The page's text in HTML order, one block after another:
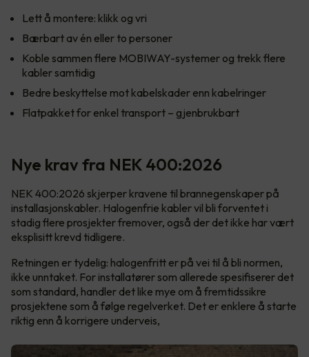
Lett å montere: klikk og vri
Bærbart av én eller to personer
Koble sammen flere MOBIWAY-systemer og trekk flere
kabler samtidig
Bedre beskyttelse mot kabelskader enn kabelringer
Flatpakket for enkel transport – gjenbrukbart
Nye krav fra NEK 400:2026
NEK 400:2026 skjerper kravene til brannegenskaper på
installasjonskabler. Halogenfrie kabler vil bli forventet i
stadig flere prosjekter fremover, også der det ikke har vært
eksplisitt krevd tidligere.
Retningen er tydelig: halogenfritt er på vei til å bli normen,
ikke unntaket. For installatører som allerede spesifiserer det
som standard, handler det like mye om å fremtidssikre
prosjektene som å følge regelverket. Det er enklere å starte
riktig enn å korrigere underveis,